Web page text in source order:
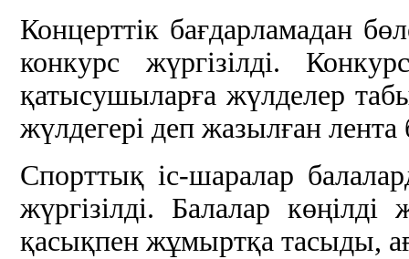
Концерттік бағдарламадан
конкурс жүргізілді.
қатысушыларға жүлделер
жүлдегері деп жазылған лента
Спорттық іс-шаралар
жүргізілді. Балалар
қасықпен жұмыртқа тасыды,